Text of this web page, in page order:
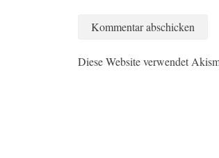
Diese Website verwendet